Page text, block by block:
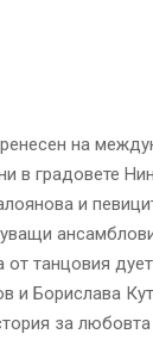
на
в градовете
и
танцовия
и Борислава
за